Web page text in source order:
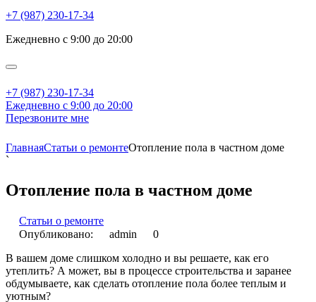
+7 (987) 230-17-34
Ежедневно с 9:00 до 20:00
+7 (987) 230-17-34
Ежедневно с 9:00 до 20:00
Перезвоните мне
ГлавнаяСтатьи о ремонтеОтопление пола в частном доме
`
Отопление пола в частном доме
Статьи о ремонте
Опубликовано:
admin
0
В вашем доме слишком холодно и вы решаете, как его
утеплить? А может, вы в процессе строительства и заранее
обдумываете, как сделать отопление пола более теплым и
уютным?